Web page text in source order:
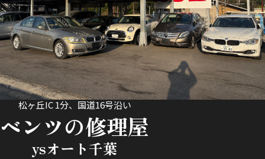
松ヶ丘IC 1分、国道16号沿い
ベンツの修理屋
ysオート千葉